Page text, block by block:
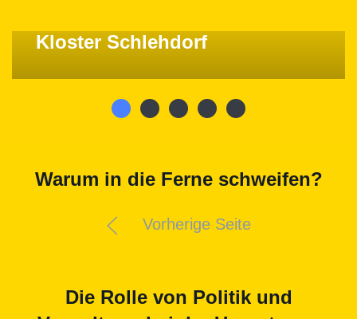
Kloster Schlehdorf
Warum in die Ferne schweifen?
Vorherige Seite
Die Rolle von Politik und